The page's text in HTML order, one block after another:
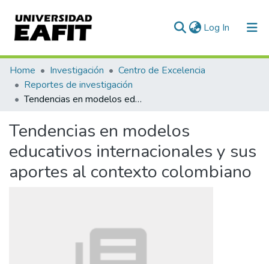
Log In (current)
Communities & Collections
All of DSpace
Home Investigación
Centro de Excelencia
Reportes de investigación
Tendencias en modelos educativos internacionales y sus aportes al contexto colombiano
Tendencias en modelos
educativos internacionales y sus
aportes al contexto colombiano